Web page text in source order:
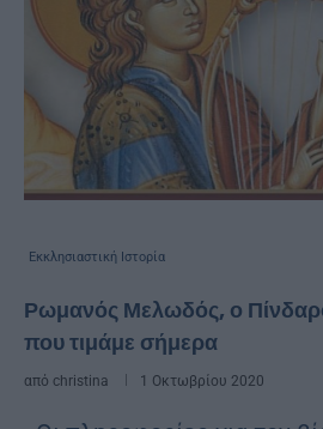
Εκκλησιαστική Ιστορία
Ρωμανός Μελωδός, ο
που τιμάμε σήμερα
από christina 1 Οκτωβρίου 2020